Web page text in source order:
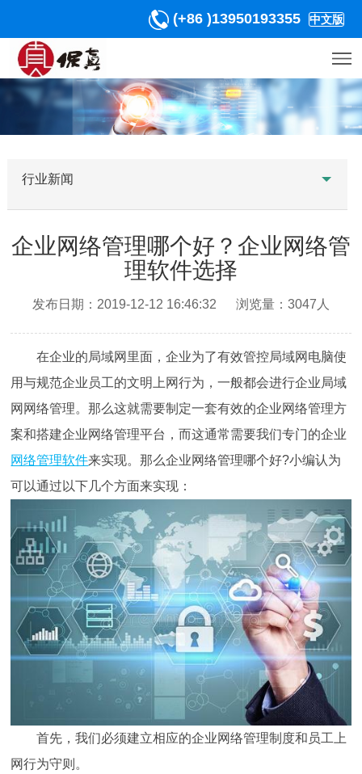
(+86 )13950193355 中文版
行业新闻
企业网络管理哪个好？企业网络管
理软件选择
发布日期：2019-12-12 16:46:32 浏览量：3047人
在企业的局域网里面，企业为了有效管控局域网电脑使
用与规范企业员工的文明上网行为，一般都会进行企业局域
网网络管理。那么这就需要制定一套有效的企业网络管理方
案和搭建企业网络管理平台，而这通常需要我们专门的企业
网络管理软件来实现。那么企业网络管理哪个好?小编认为
可以通过以下几个方面来实现：
首先，我们必须建立相应的企业网络管理制度和员工上
网行为守则。